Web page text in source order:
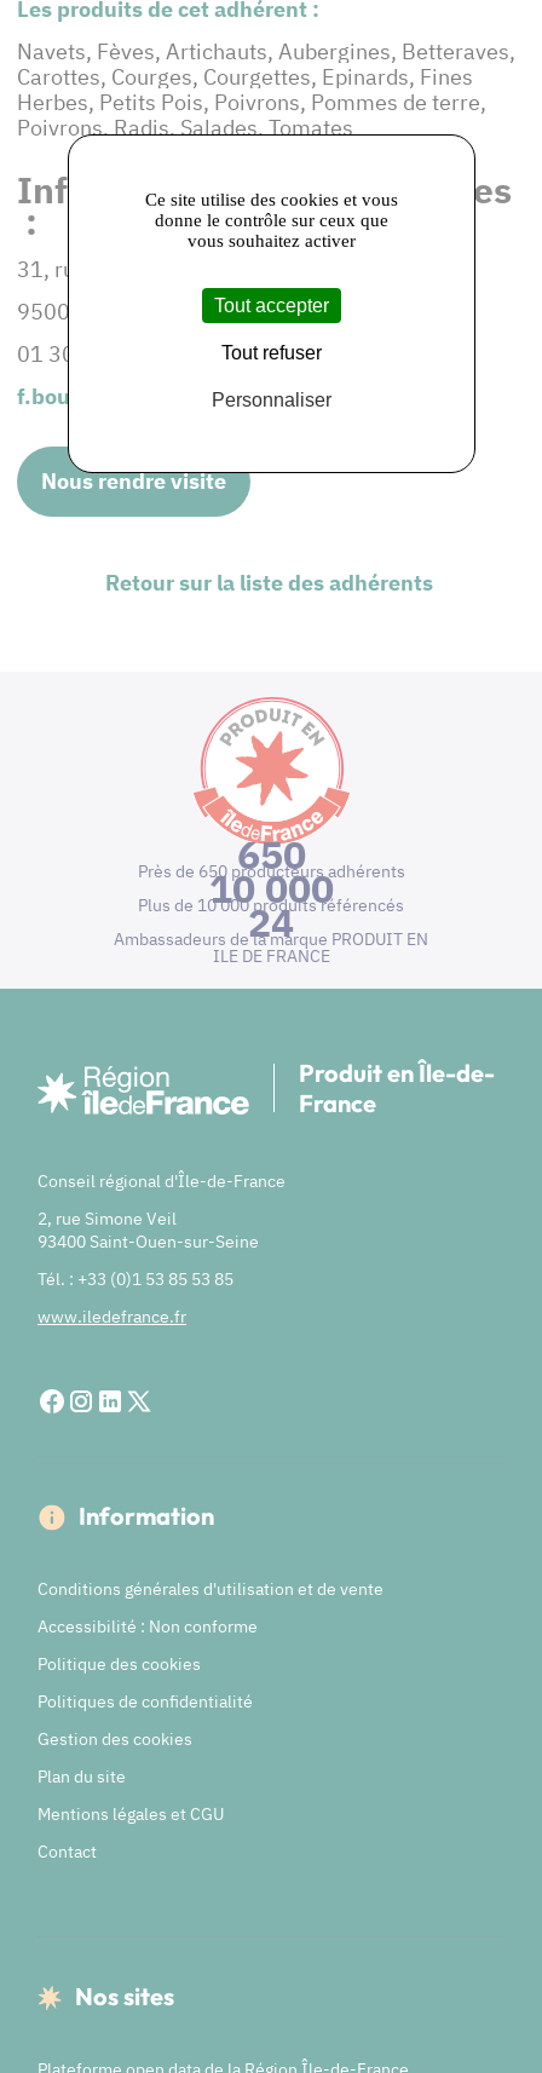
Les produits de cet adhérent :
Navets, Fèves, Artichauts, Aubergines, Betteraves,
Carottes, Courges, Courgettes, Epinards, Fines
Herbes, Petits Pois, Poivrons, Pommes de terre,
Poivrons, Radis, Salades, Tomates
Informations et coordonnées
:
31, rue de Neuville
95000 CERGY
01 30 30 59 06
f.bourven@gmail.com
Nous rendre visite
Retour sur la liste des adhérents
650
Près de 650 producteurs adhérents
10 000
Plus de 10 000 produits référencés
24
Ambassadeurs de la marque PRODUIT EN
ILE DE FRANCE
Produit en Île-de-
France
Conseil régional d'Île-de-France
2, rue Simone Veil
93400 Saint-Ouen-sur-Seine
Tél. : +33 (0)1 53 85 53 85
www.iledefrance.fr
Information
Conditions générales d'utilisation et de vente
Accessibilité : Non conforme
Politique des cookies
Politiques de confidentialité
Gestion des cookies
Plan du site
Mentions légales et CGU
Contact
Nos sites
Ce site utilise des cookies et vous
donne le contrôle sur ceux que
vous souhaitez activer
Tout accepter
Tout refuser
Personnaliser